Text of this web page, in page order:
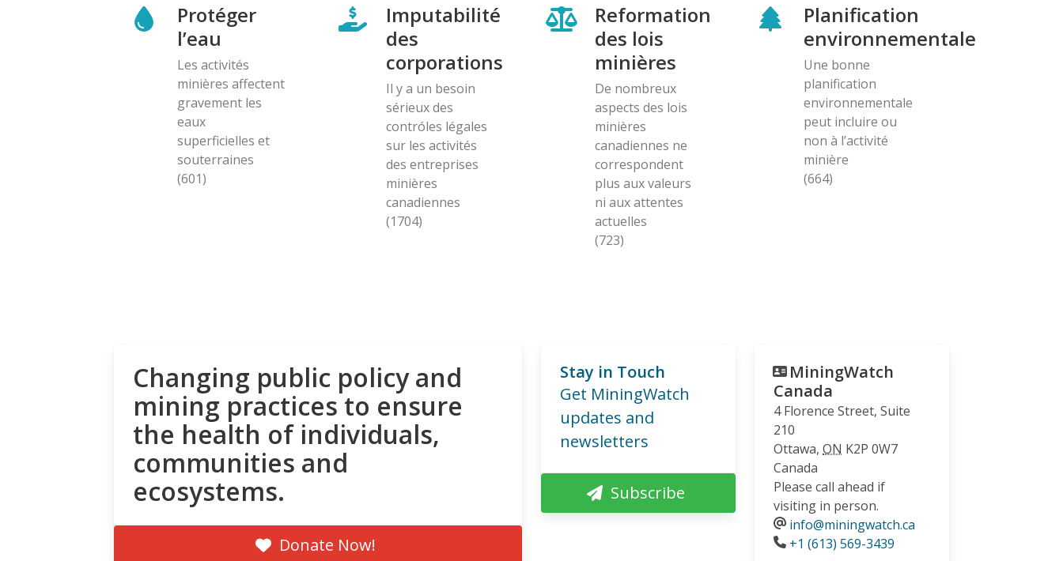
Protéger
l’eau
Les activités
minières affectent
gravement les
eaux
superficielles et
souterraines
(601)
Imputabilité
des
corporations
Il y a un besoin
sérieux des
contróles légales
sur les activités
des entreprises
minières
canadiennes
(1704)
Reformation
des lois
minières
De nombreux
aspects des lois
minières
canadiennes ne
correspondent
plus aux valeurs
ni aux attentes
actuelles
(723)
Planification
environnementale
Une bonne
planification
environnementale
peut incluire ou
non à l’activité
minière
(664)
Changing public policy and
mining practices to ensure
the health of individuals,
communities and
ecosystems.
Donate Now!
Stay in Touch
Get MiningWatch
updates and
newsletters
Subscribe
MiningWatch
Canada
4 Florence Street, Suite
210
Ottawa, ON K2P 0W7
Canada
Please call ahead if
visiting in person.
info@miningwatch.ca
Phone
+1 (613) 569-3439